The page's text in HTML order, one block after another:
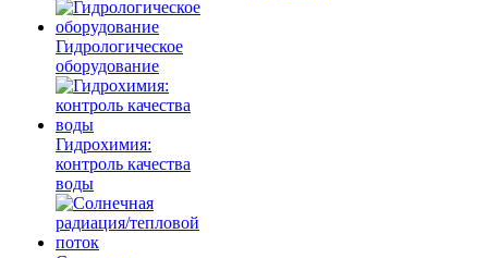
Гидрологическое
оборудование
Гидрохимия:
контроль качества
воды